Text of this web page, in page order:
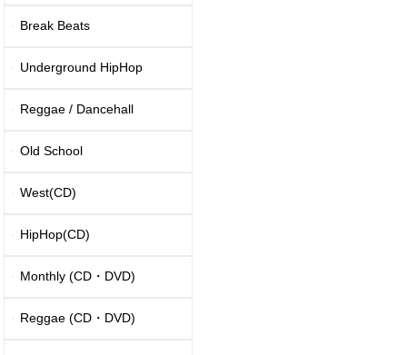
Break Beats
Underground HipHop
Reggae / Dancehall
Old School
West(CD)
HipHop(CD)
Monthly (CD・DVD)
Reggae (CD・DVD)